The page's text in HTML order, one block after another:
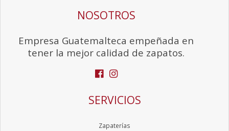
NOSOTROS
Empresa Guatemalteca empeñada en
tener la mejor calidad de zapatos.
SERVICIOS
Zapaterías